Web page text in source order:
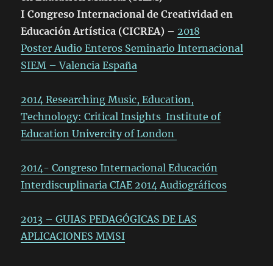
I Congreso Internacional de Creatividad en
Educación Artística (CICREA) – 2018
Poster Audio Enteros Seminario Internacional
SIEM – Valencia España
2014 Researching Music, Education,
Technology: Critical Insights Institute of
Education Univercity of London
2014- Congreso Internacional Educación
Interdiscuplinaria CIAE 2014 Audiográficos
2013 – GUIAS PEDAGÓGICAS DE LAS
APLICACIONES MMSI